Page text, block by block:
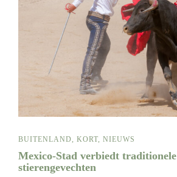
BUITENLAND, KORT, NIEUWS
Mexico-Stad verbiedt traditionele
stierengevechten